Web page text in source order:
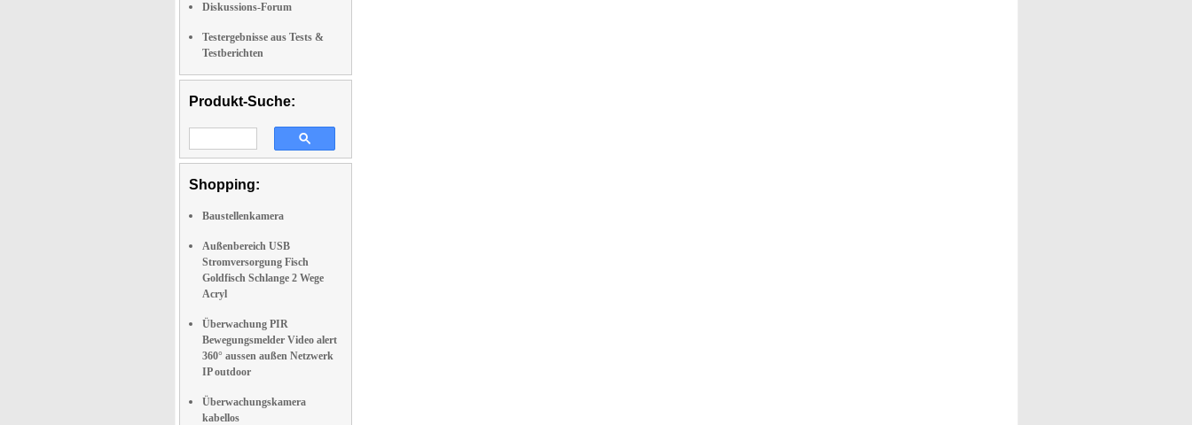
Diskussions-Forum
Testergebnisse aus Tests &
Testberichten
Produkt-Suche:
Shopping:
Baustellenkamera
Außenbereich USB
Stromversorgung Fisch
Goldfisch Schlange 2 Wege
Acryl
Überwachung PIR
Bewegungsmelder Video alert
360° aussen außen Netzwerk
IP outdoor
Überwachungskamera
kabellos